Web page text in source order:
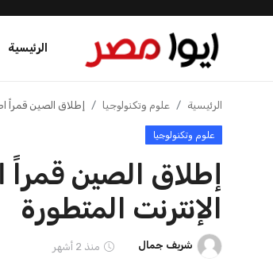
الرئيسية
الرئيسية
اخبار مصر
عرب وعالم
اخبار الرياضة
الرئيسية علوم وتكنولوجيا إطلاق الصين قمراً
علوم وتكنولوجيا
إطلاق الصين قمراً
الإنترنت المتطورة
شريف جمال منذ 2 أشهر